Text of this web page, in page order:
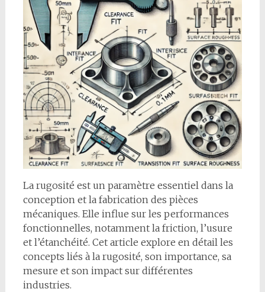
La rugosité est un paramètre essentiel dans la
conception et la fabrication des pièces
mécaniques. Elle influe sur les performances
fonctionnelles, notamment la friction, l’usure
et l’étanchéité. Cet article explore en détail les
concepts liés à la rugosité, son importance, sa
mesure et son impact sur différentes
industries.